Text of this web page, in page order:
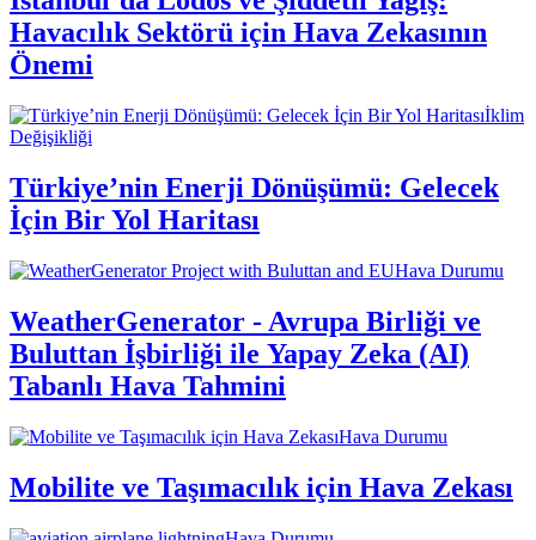
Havacılık Sektörü için Hava Zekasının
Önemi
İklim
Değişikliği
Türkiye’nin Enerji Dönüşümü: Gelecek
İçin Bir Yol Haritası
Hava Durumu
WeatherGenerator - Avrupa Birliği ve
Buluttan İşbirliği ile Yapay Zeka (AI)
Tabanlı Hava Tahmini
Hava Durumu
Mobilite ve Taşımacılık için Hava Zekası